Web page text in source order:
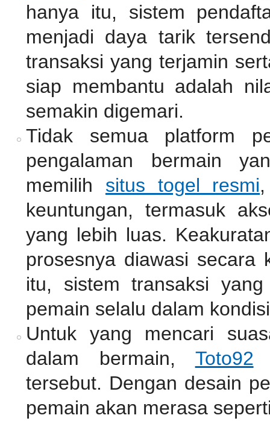
hanya itu, sistem
menjadi daya tarik
transaksi yang terjamin
siap membantu adalah
semakin digemari.
Tidak semua platform
pengalaman bermain
memilih situs togel resmi
keuntungan, termasuk
yang lebih luas.
prosesnya diawasi secara
itu, sistem transaksi
pemain selalu dalam
Untuk yang mencari
dalam bermain, Toto92
tersebut. Dengan desain
pemain akan merasa